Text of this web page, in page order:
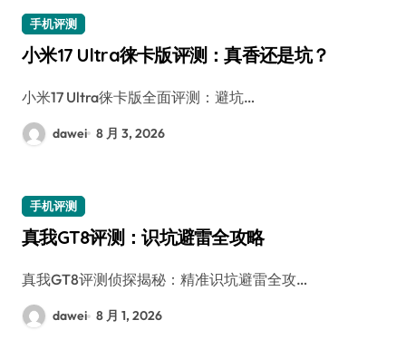
手机评测
小米17 Ultra徕卡版评测：真香还是坑？
小米17 Ultra徕卡版全面评测：避坑…
dawei 8 月 3, 2026
手机评测
真我GT8评测：识坑避雷全攻略
真我GT8评测侦探揭秘：精准识坑避雷全攻…
dawei 8 月 1, 2026